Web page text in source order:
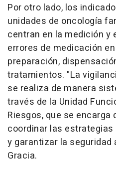
Por otro lado, los
unidades de oncología
centran en la medición y
errores de medicación
preparación,
tratamientos. "La
se realiza de manera
través de la Unidad
Riesgos, que se encarga
coordinar las
y garantizar la
Gracia.